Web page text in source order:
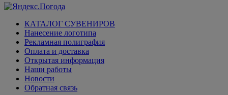
КАТАЛОГ СУВЕНИРОВ
Нанесение логотипа
Рекламная полиграфия
Оплата и доставка
Открытая информация
Наши работы
Новости
Обратная связь